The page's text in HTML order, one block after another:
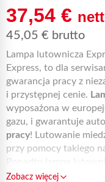
37,54 €
45,05 € brutto
Lampa lutownicza
Express, to dla
gwarancja pracy z
i przystępnej cenie.
wyposażona w
gazu, i gwarantuje
pracy! Lutowanie
przy pomocy takiego
Ponadto lampa
odrdzewiania
Zobacz więcej